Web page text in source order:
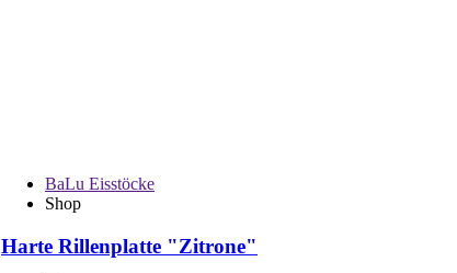
BaLu Eisstöcke
Shop
Harte Rillenplatte "Zitrone"